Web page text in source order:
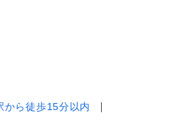
から徒歩15分以内